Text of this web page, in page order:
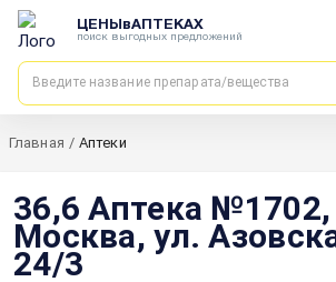
ЦЕНЫвАПТЕКАХ
поиск выгодных предложений
Главная / Аптеки
36,6 Аптека №1702,
Москва, ул.
24/3